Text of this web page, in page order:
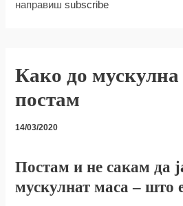
направишsubscribe
Како до мускулна
постам
14/03/2020
Постам и не сакам да
мускулнат маса – што